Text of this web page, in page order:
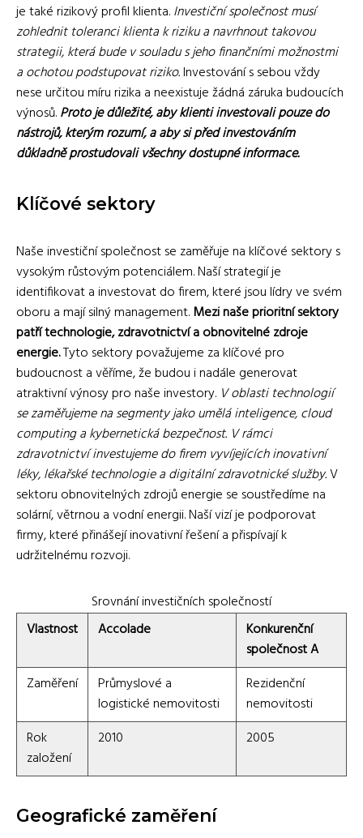
je také rizikový profil klienta.Investiční společnost musí
zohlednit toleranci klienta k riziku a navrhnout takovou
strategii, která bude v souladu s jeho finančními možnostmi
a ochotou podstupovat riziko.Investování s sebou vždy
nese určitou míru rizika a neexistuje žádná záruka budoucích
výnosů.Proto je důležité, aby klienti investovali pouze do
nástrojů, kterým rozumí, a aby si před investováním
důkladně prostudovali všechny dostupné informace.
Klíčové sektory
Naše investiční společnost se zaměřuje na klíčové sektory s
vysokým růstovým potenciálem. Naší strategií je
identifikovat a investovat do firem, které jsou lídry ve svém
oboru a mají silný management.Mezi naše prioritní sektory
patří technologie, zdravotnictví a obnovitelné zdroje
energie.Tyto sektory považujeme za klíčové pro
budoucnost a věříme, že budou i nadále generovat
atraktivní výnosy pro naše investory. V oblasti technologií
se zaměřujeme na segmenty jako umělá inteligence, cloud
computing a kybernetická bezpečnost. V rámci
zdravotnictví investujeme do firem vyvíjejících inovativní
léky, lékařské technologie a digitální zdravotnické služby.V
sektoru obnovitelných zdrojů energie se soustředíme na
solární, větrnou a vodní energii. Naší vizí je podporovat
firmy, které přinášejí inovativní řešení a přispívají k
udržitelnému rozvoji.
Srovnání investičních společností
Vlastnost
Accolade
Konkurenční
společnost A
Zaměření
Průmyslové a
logistické nemovitosti
Rezidenční
nemovitosti
Rok
založení
2010 2005
Geografické zaměření